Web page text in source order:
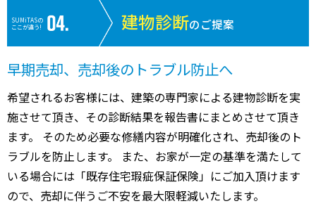
SUMiTASの
ここが違う!
建物診断のご提案
早期売却、売却後のトラブル防止へ
希望されるお客様には、建築の専門家による建物診断を実
施させて頂き、その診断結果を報告書にまとめさせて頂き
ます。 そのため必要な修繕内容が明確化され、売却後のト
ラブルを防止します。 また、お家が一定の基準を満たして
いる場合には「既存住宅瑕疵保証保険」にご加入頂けます
ので、売却に伴うご不安を最大限軽減いたします。